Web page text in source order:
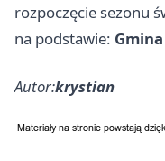
rozpoczęcie sezonu
na podstawie:
Autor:krystian